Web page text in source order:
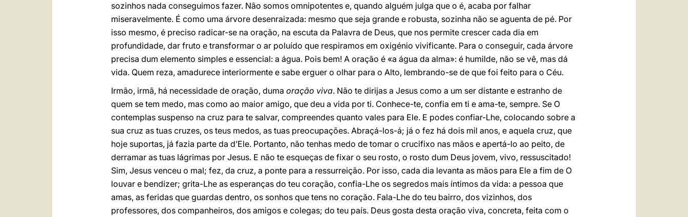
sozinhos nada conseguimos fazer. Não somos omnipotentes e, quando alguém julga que o é, acaba por falhar
miseravelmente. É como uma árvore desenraizada: mesmo que seja grande e robusta, sozinha não se aguenta de pé. Por
isso mesmo, é preciso radicar-se na oração, na escuta da Palavra de Deus, que nos permite crescer cada dia em
profundidade, dar fruto e transformar o ar poluído que respiramos em oxigénio vivificante. Para o conseguir, cada árvore
precisa dum elemento simples e essencial: a água. Pois bem! A oração é «a água da alma»: é humilde, não se vê, mas dá
vida. Quem reza, amadurece interiormente e sabe erguer o olhar para o Alto, lembrando-se de que foi feito para o Céu.
Irmão, irmã, há necessidade de oração, duma oração viva. Não te dirijas a Jesus como a um ser distante e estranho de
quem se tem medo, mas como ao maior amigo, que deu a vida por ti. Conhece-te, confia em ti e ama-te, sempre. Se O
contemplas suspenso na cruz para te salvar, compreendes quanto vales para Ele. E podes confiar-Lhe, colocando sobre a
sua cruz as tuas cruzes, os teus medos, as tuas preocupações. Abraçá-los-á; já o fez há dois mil anos, e aquela cruz, que
hoje suportas, já fazia parte da d’Ele. Portanto, não tenhas medo de tomar o crucifixo nas mãos e apertá-lo ao peito, de
derramar as tuas lágrimas por Jesus. E não te esqueças de fixar o seu rosto, o rosto dum Deus jovem, vivo, ressuscitado!
Sim, Jesus venceu o mal; fez, da cruz, a ponte para a ressurreição. Por isso, cada dia levanta as mãos para Ele a fim de O
louvar e bendizer; grita-Lhe as esperanças do teu coração, confia-Lhe os segredos mais íntimos da vida: a pessoa que
amas, as feridas que guardas dentro, os sonhos que tens no coração. Fala-Lhe do teu bairro, dos vizinhos, dos
professores, dos companheiros, dos amigos e colegas; do teu país. Deus gosta desta oração viva, concreta, feita com o